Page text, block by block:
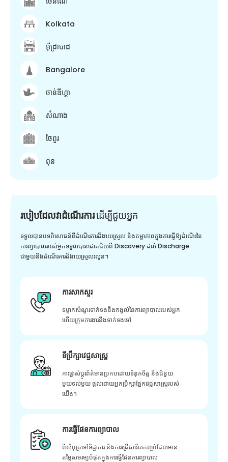
Kolkata
អ៊ីដ្រាបាដ
Bangalore
ចាន់ឌីហ្គា
សំណាង
ចៃពួរ
ពុន
របៀបដែលវាដំណើរការដើម្បី​ជួយ​អ្នក
ទទួលបានបទពិសោធន៍ពីដំណើរការដ៏ងាយស្រួល និងតម្លាភាពក្នុងការធ្វើឱ្យដំណើរនៃ
ការព្យាបាលរបស់អ្នកទទួលបានជោគជ័យពី Discovery ដល់ Discharge
ជាមួយនឹងដំណើរការដ៏ងាយស្រួលរលូន។
ការសាកសួរ
ទម្លាក់សំណួរទាក់ទងនឹងកង្វល់នៃការព្យាបាលរបស់អ្នក
ហើយក្រុមការងារនឹងទាក់ទងទៅ
ទីប្រឹក្សាវេជ្ជសាស្ត្រ
ការផ្លាស់ប្តូរព័ត៌មានប្រកបដោយទំនុកចិត្ត និងជំនួយ
មួយទល់មួយ ផ្តល់ដោយអ្នកប្រឹក្សាផ្នែកវេជ្ជសាស្រ្តរបស់
យើង។
ការធ្វើផែនការព្យាបាល
ពីសំបុត្រទៅទិដ្ឋាការ និងការជ្រើសរើសកញ្ចប់ដែលមាន
តម្លៃសមរម្យបំផុតក្នុងការធ្វើផែនការព្យាបាល